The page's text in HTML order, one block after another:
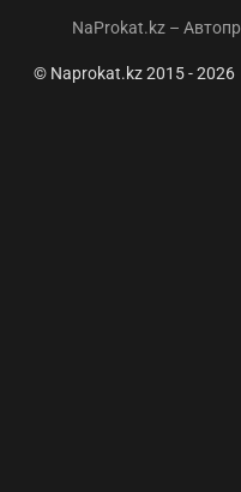
NaProkat.kz –
© Naprokat.kz 2015 - 2026